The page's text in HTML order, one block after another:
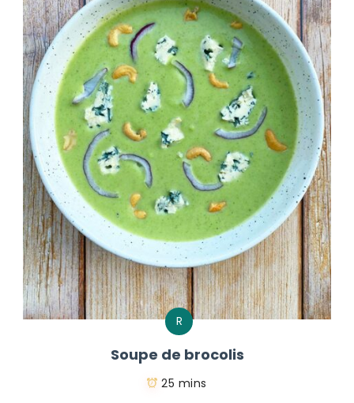
R
Soupe de brocolis
25 mins